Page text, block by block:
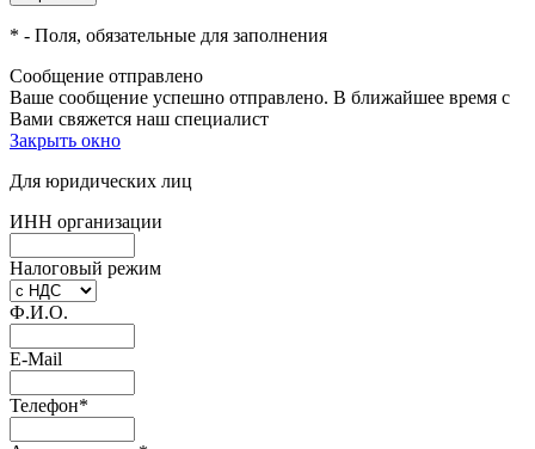
* - Поля, обязательные для заполнения
Сообщение отправлено
Ваше сообщение успешно отправлено. В ближайшее время с
Вами свяжется наш специалист
Закрыть окно
Для юридических лиц
ИНН организации
Налоговый режим
Ф.И.О.
E-Mail
Телефон*